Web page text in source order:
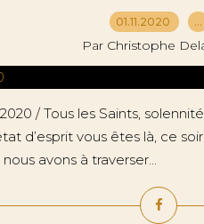
01.11.2020 …
Par Christophe
/ Tous les Saints, solennité
d’esprit vous êtes là, ce
avons à traverser...